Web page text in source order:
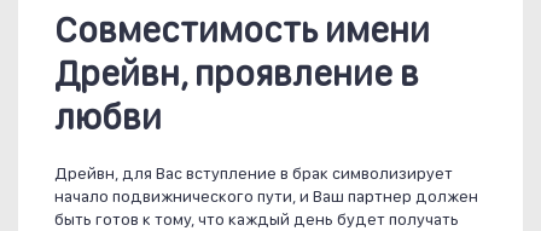
Совместимость имени
Дрейвн, проявление в
любви
Дрейвн, для Вас вступление в брак символизирует
начало подвижнического пути, и Ваш партнер должен
быть готов к тому, что каждый день будет получать